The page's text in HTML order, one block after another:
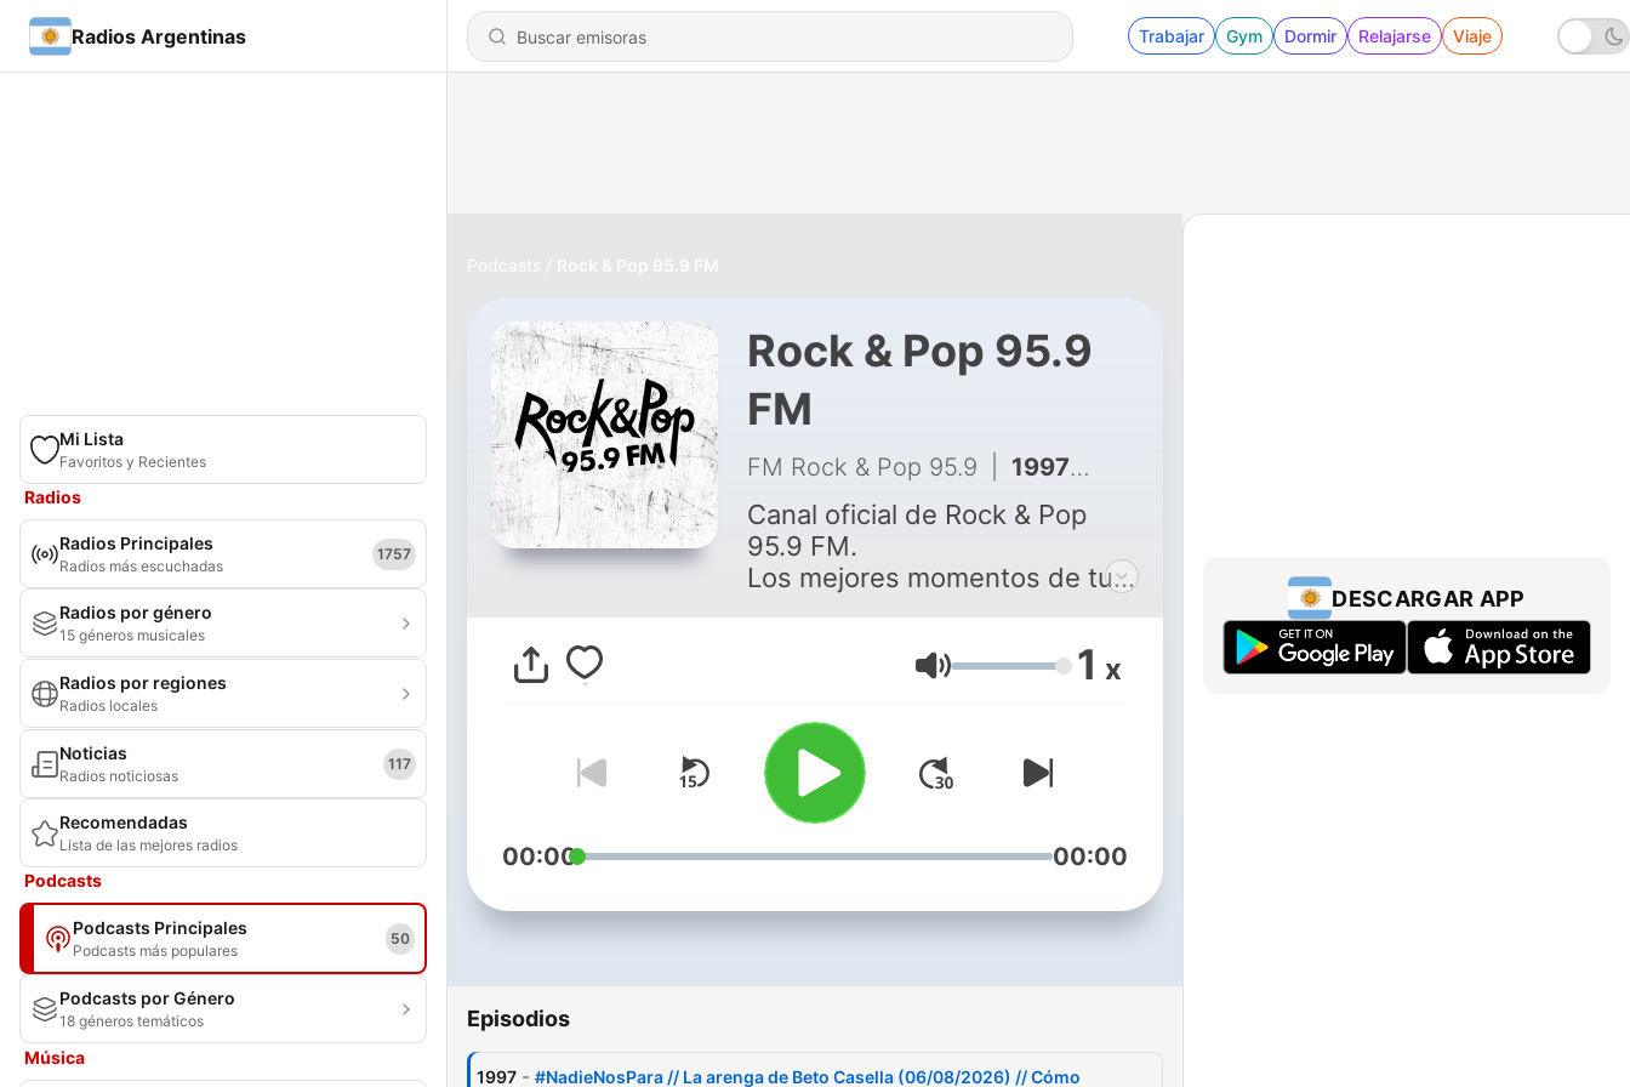
Radios Argentinas Trabajar Gym Dormir Relajarse Viaje
Mi Lista
Favoritos y Recientes
Radios
Radios Principales
Radios más escuchadas
1757
Radios por género
15 géneros musicales
Radios por regiones
Radios locales
Noticias
Radios noticiosas
117
Recomendadas
Lista de las mejores radios
Podcasts
Podcasts Principales
Podcasts más populares
50
Podcasts por Género
18 géneros temáticos
Música
Podcasts Rock & Pop 95.9 FM
Rock & Pop 95.9
FM
FM Rock & Pop 95.9 1997 - #NadieNosPara // La arenga de Beto Casella (06/08/2026) // Cómo dejar de ser la víctima de tu propia historia
Canal oficial de Rock & Pop
95.9 FM.
Los mejores momentos de tus
fmrockandpop.com
Volumen 1 x
00:00 00:00
Episodios
1997 - #NadieNosPara // La arenga de Beto Casella (06/08/2026) // Cómo
DESCARGAR APP